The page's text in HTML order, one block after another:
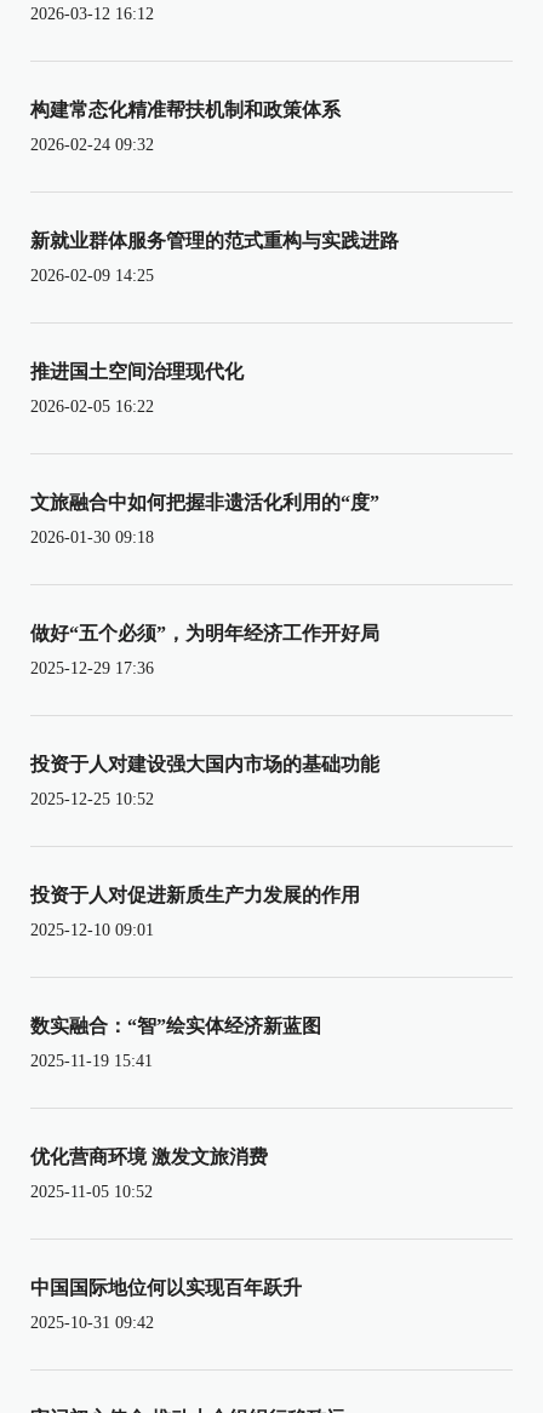
2026-03-12 16:12
构建常态化精准帮扶机制和政策体系
2026-02-24 09:32
新就业群体服务管理的范式重构与实践进路
2026-02-09 14:25
推进国土空间治理现代化
2026-02-05 16:22
文旅融合中如何把握非遗活化利用的“度”
2026-01-30 09:18
做好“五个必须”，为明年经济工作开好局
2025-12-29 17:36
投资于人对建设强大国内市场的基础功能
2025-12-25 10:52
投资于人对促进新质生产力发展的作用
2025-12-10 09:01
数实融合：“智”绘实体经济新蓝图
2025-11-19 15:41
优化营商环境 激发文旅消费
2025-11-05 10:52
中国国际地位何以实现百年跃升
2025-10-31 09:42